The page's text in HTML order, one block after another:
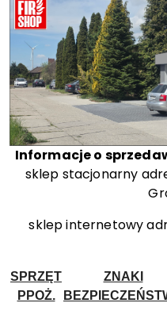
Informacje o
sklep stacjonarny
sklep internetowy
SPRZĘT
PPOŻ.
ZNAKI